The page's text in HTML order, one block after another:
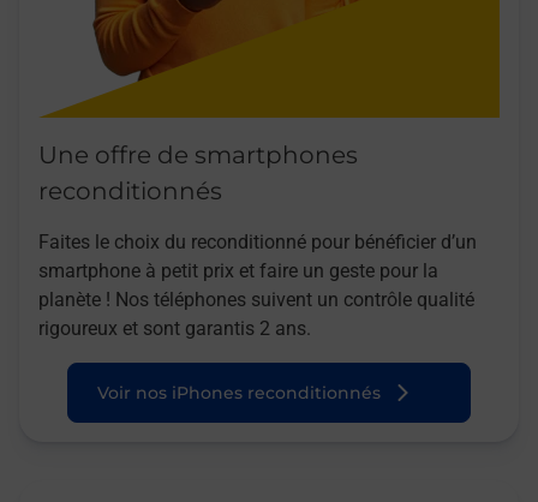
Une offre de smartphones
reconditionnés
Faites le choix du reconditionné pour bénéficier d’un
smartphone à petit prix et faire un geste pour la
planète ! Nos téléphones suivent un contrôle qualité
rigoureux et sont garantis 2 ans.
Voir nos iPhones reconditionnés